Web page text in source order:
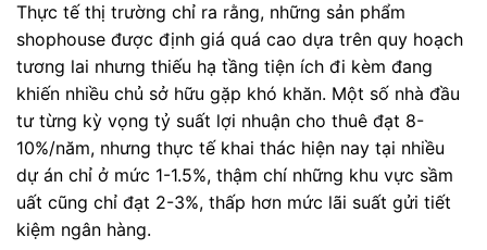
Thực tế thị trường chỉ ra rằng, những sản phẩm
shophouse được định giá quá cao dựa trên quy hoạch
tương lai nhưng thiếu hạ tầng tiện ích đi kèm đang
khiến nhiều chủ sở hữu gặp khó khăn. Một số nhà đầu
tư từng kỳ vọng tỷ suất lợi nhuận cho thuê đạt 8-
10%/năm, nhưng thực tế khai thác hiện nay tại nhiều
dự án chỉ ở mức 1-1.5%, thậm chí những khu vực sầm
uất cũng chỉ đạt 2-3%, thấp hơn mức lãi suất gửi tiết
kiệm ngân hàng.